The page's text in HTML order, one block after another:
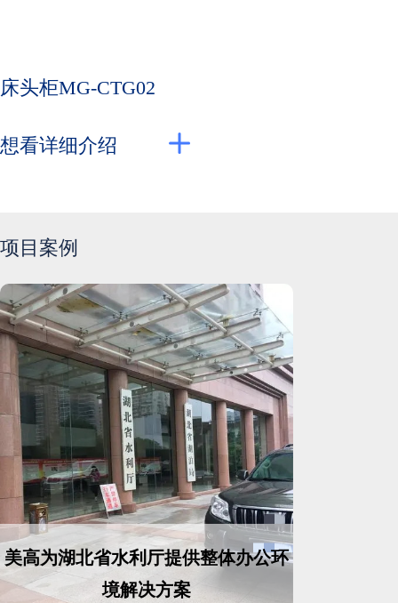
床头柜MG-CTG02
想看详细介绍
项目案例
美高为湖北省水利厅提供整体办公环
境解决方案